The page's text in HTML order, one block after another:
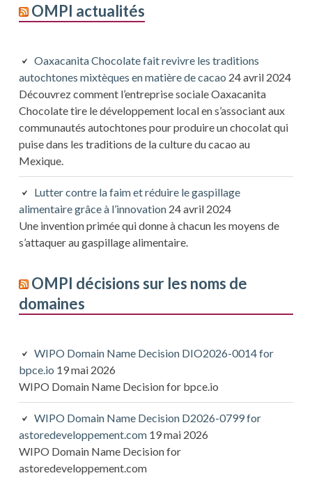
OMPI actualités
Oaxacanita Chocolate fait revivre les traditions
autochtones mixtèques en matière de cacao 24 avril 2024
Découvrez comment l’entreprise sociale Oaxacanita
Chocolate tire le développement local en s’associant aux
communautés autochtones pour produire un chocolat qui
puise dans les traditions de la culture du cacao au
Mexique.
Lutter contre la faim et réduire le gaspillage
alimentaire grâce à l’innovation 24 avril 2024
Une invention primée qui donne à chacun les moyens de
s’attaquer au gaspillage alimentaire.
OMPI décisions sur les noms de
domaines
WIPO Domain Name Decision DIO2026-0014 for
bpce.io 19 mai 2026
WIPO Domain Name Decision for bpce.io
WIPO Domain Name Decision D2026-0799 for
astoredeveloppement.com 19 mai 2026
WIPO Domain Name Decision for
astoredeveloppement.com